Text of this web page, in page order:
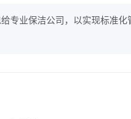
专业保洁公司，以实现标准化